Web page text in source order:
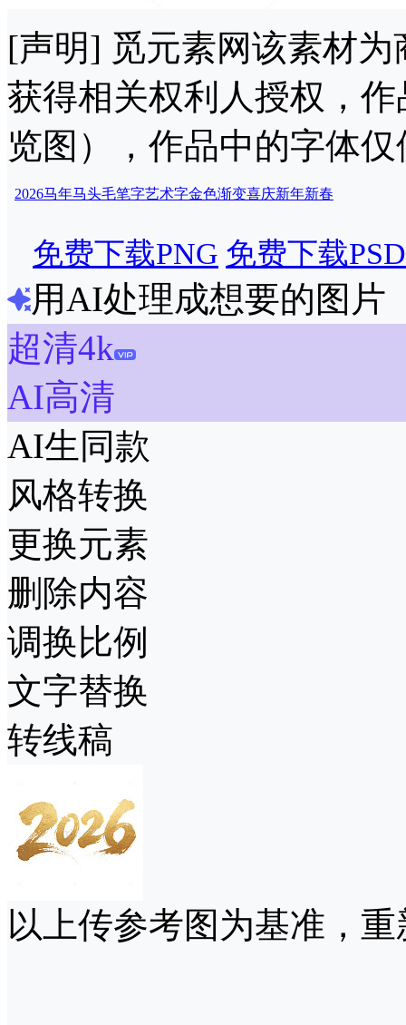
[声明] 觅元素网该素材
获得相关权利人授权，
览图），作品中的字体
2026马年马头毛笔字艺术字金色渐变喜庆新年新春
免费下载PNG 免费下载PSD
用AI处理成想要的图片
超清4k
AI高清
AI生同款
风格转换
更换元素
删除内容
调换比例
文字替换
转线稿
以上传参考图为基准，